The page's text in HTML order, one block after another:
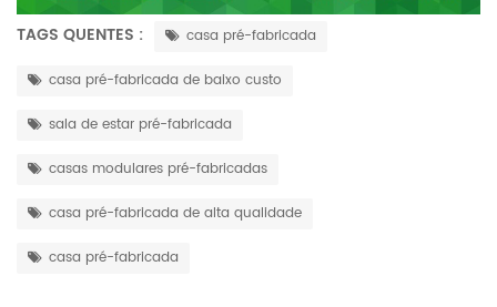
TAGS QUENTES : casa pré-fabricada
casa pré-fabricada de baixo custo
sala de estar pré-fabricada
casas modulares pré-fabricadas
casa pré-fabricada de alta qualidade
casa pré-fabricada